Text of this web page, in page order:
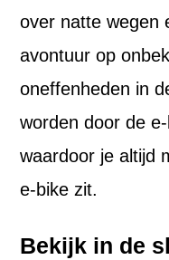
over natte wegen
avontuur op
oneffenheden in
worden door de
waardoor je altijd
e-bike zit.
Bekijk in de